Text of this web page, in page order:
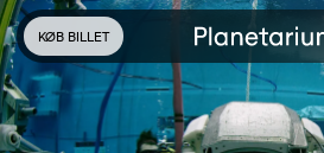
KØB BILLET